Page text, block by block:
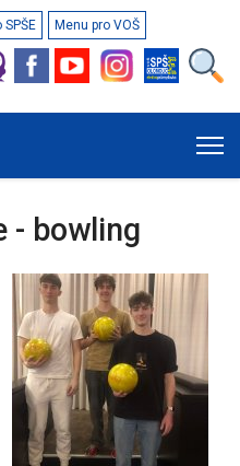
SPŠE Menu pro VOŠ
- bowling